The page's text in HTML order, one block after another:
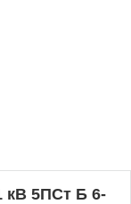
кВ 5ПСт Б 6-